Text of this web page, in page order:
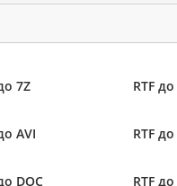
7Z RTF
AVI RTF
DOC RTF